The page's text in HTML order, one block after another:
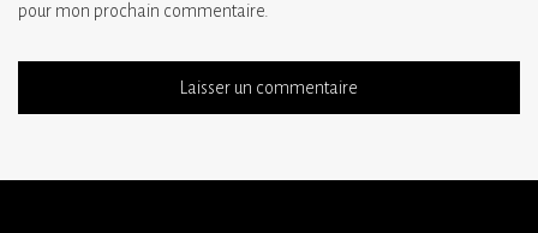
pour mon prochain commentaire.